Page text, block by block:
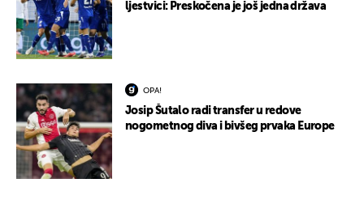
ljestvici: Preskočena je još jedna država
OPA!
Josip Šutalo radi transfer u redove
nogometnog diva i bivšeg prvaka Europe